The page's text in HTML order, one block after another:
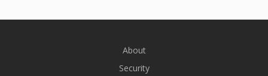
About
Security